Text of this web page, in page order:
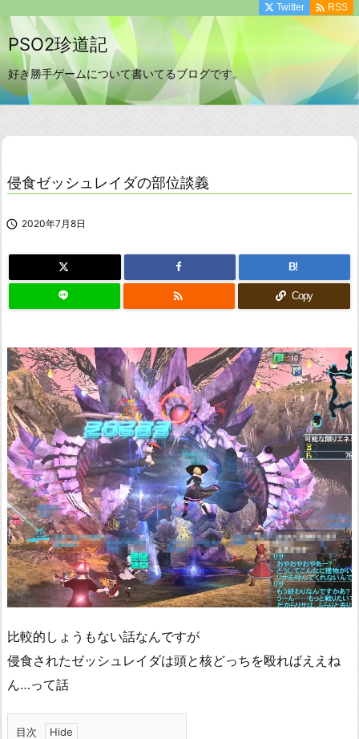
PSO2珍道記
好き勝手ゲームについて書いてるブログです。
Twitter  RSS
侵食ゼッシュレイダの部位談義
 2020年7月8日
B!
 Copy
比較的しょうもない話なんですが
侵食されたゼッシュレイダは頭と核どっちを殴ればええね
ん…って話
目次